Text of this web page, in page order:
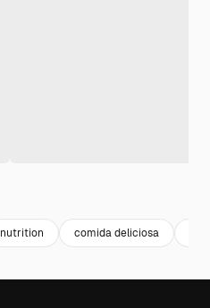
nutrition comida deliciosa